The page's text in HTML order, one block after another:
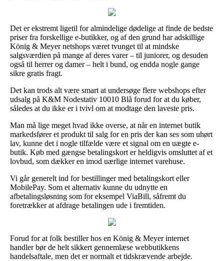
Det er ekstremt ligetil for almindelige dødelige at finde de bedste
priser fra forskellige e-butikker, og af den grund har adskillige
König & Meyer netshops været tvunget til at mindske
salgsværdien på mange af deres varer – til juniorer, og desuden
også til herrer og damer – helt i bund, og endda nogle gange
sikre gratis fragt.
Det kan trods alt være smart at undersøge flere webshops efter
udsalg på K&M Nodestativ 10010 Blå forud for at du køber,
således at du ikke er i tvivl om at modtage den laveste pris.
Man må lige meget hvad ikke overse, at når en internet butik
markedsfører et produkt til salg for en pris der kan ses som uhørt
lav, kunne det i nogle tilfælde være et signal om en uægte e-
butik. Køb med gængse betalingskort er heldigvis omsluttet af et
lovbud, som dækker en imod uærlige internet varehuse.
Vi går generelt ind for bestillinger med betalingskort eller
MobilePay. Som et alternativ kunne du udnytte en
afbetalingsløsning som for eksempel ViaBill, såfremt du
foretrækker at afdrage betalingen ude i fremtiden.
Forud for at folk bestiller hos en König & Meyer internet
handler bør de helt sikkert gennemlæse webbutikkens
handelsaftale, men det er normalt et tidskrævende arbejde.